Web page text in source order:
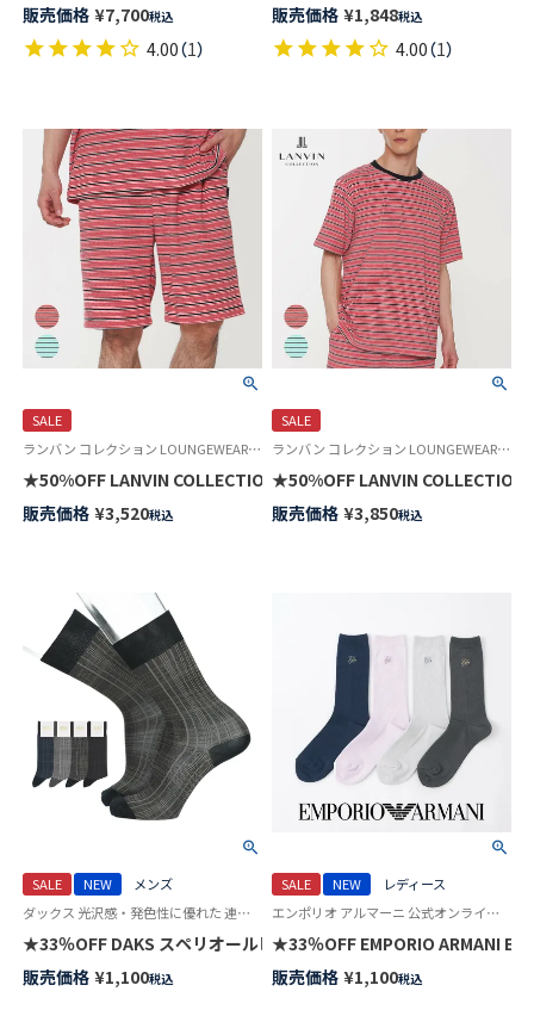
販売価格 ¥7,700税込
4.00（1）
販売価格 ¥1,848税込
4.00（1）
SALE
ランバン コレクション LOUNGEWEAR 公式ショップ
★50%OFF LANVIN
販売価格 ¥3,520税込
SALE
ランバン コレクション LOUNGEWEAR 公式ショップ ルームウェア 部屋着
販売価格 ¥3,850税込
SALE NEW
メンズ
ダックス 光沢感・発色性に優れた 連続シルケット加工糸使用 紳士 靴下 男性
★33％OFF DAKS スペリオールピマ綿混 ビジネスソックス 消臭加
販売価格 ¥1,100税込
SALE NEW
レディース
エンポリオ アルマーニ 公式オンラインショップ 婦人靴下 女性
★33％OFF EMPORIO ARMANI
販売価格 ¥1,100税込